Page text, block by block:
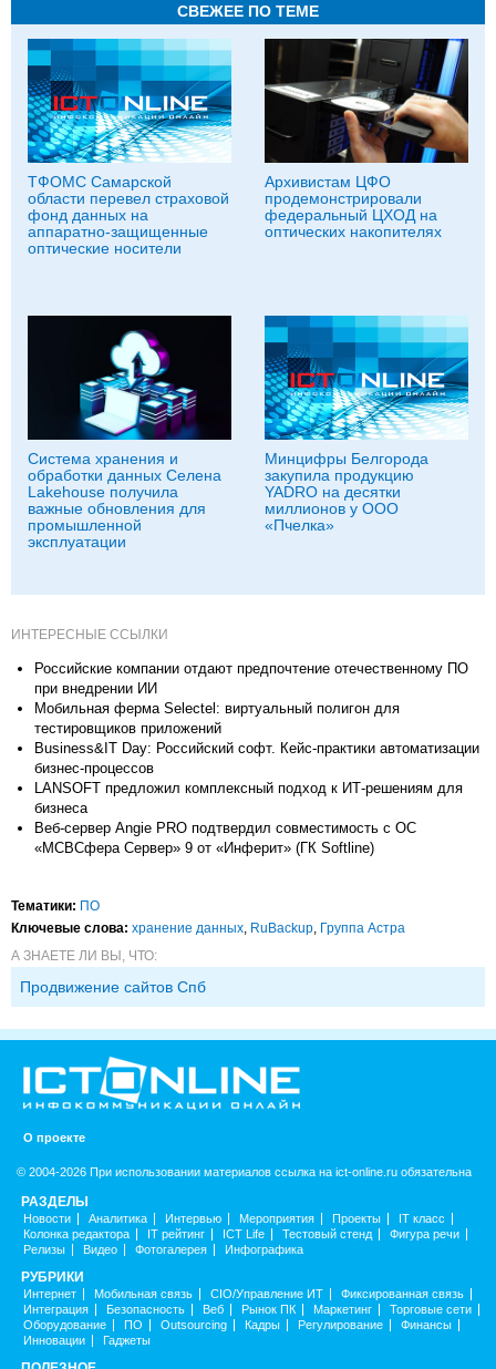
СВЕЖЕЕ ПО ТЕМЕ
ТФОМС Самарской
области перевел страховой
фонд данных на
аппаратно-защищенные
оптические носители
Архивистам ЦФО
продемонстрировали
федеральный ЦХОД на
оптических накопителях
Система хранения и
обработки данных Селена
Lakehouse получила
важные обновления для
промышленной
эксплуатации
Минцифры Белгорода
закупила продукцию
YADRO на десятки
миллионов у ООО
«Пчелка»
ИНТЕРЕСНЫЕ ССЫЛКИ
Российские компании отдают предпочтение отечественному ПО
при внедрении ИИ
Мобильная ферма Selectel: виртуальный полигон для
тестировщиков приложений
Business&IT Day: Российский софт. Кейс-практики автоматизации
бизнес-процессов
LANSOFT предложил комплексный подход к ИТ-решениям для
бизнеса
Веб-сервер Angie PRO подтвердил совместимость с ОС
«МСВСфера Сервер» 9 от «Инферит» (ГК Softline)
Тематики: ПО
Ключевые слова: хранение данных, RuBackup, Группа Астра
А ЗНАЕТЕ ЛИ ВЫ, ЧТО:
Продвижение сайтов Спб
О проекте
© 2004-2026 При использовании материалов ссылка на ict-online.ru обязательна
РАЗДЕЛЫ
Новости Аналитика Интервью Мероприятия Проекты
IT класс
Колонка редактора
IT рейтинг ICT Life Тестовый стенд
Фигура речи
Релизы
Видео Фотогалерея Инфографика
РУБРИКИ
Интернет Мобильная связь CIO/Управление ИТ
Фиксированная связь
Интеграция
Безопасность Веб Рынок ПК Маркетинг
Торговые сети
Оборудование
ПО Outsourcing Кадры Регулирование
Финансы
Инновации
Гаджеты